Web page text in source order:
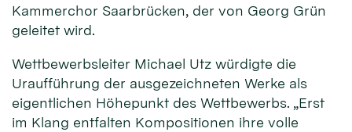
Kammerchor Saarbrücken, der von Georg Grün
geleitet wird.
Wettbewerbsleiter Michael Utz würdigte die
Uraufführung der ausgezeichneten Werke als
eigentlichen Höhepunkt des Wettbewerbs. „Erst
im Klang entfalten Kompositionen ihre volle